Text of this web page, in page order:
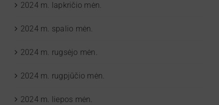
2024 m. lapkričio mėn.
2024 m. spalio mėn.
2024 m. rugsėjo mėn.
2024 m. rugpjūčio mėn.
2024 m. liepos mėn.